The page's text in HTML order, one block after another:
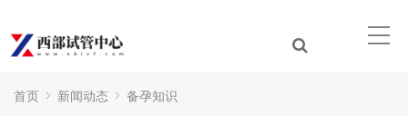
首页 新闻动态 备孕知识